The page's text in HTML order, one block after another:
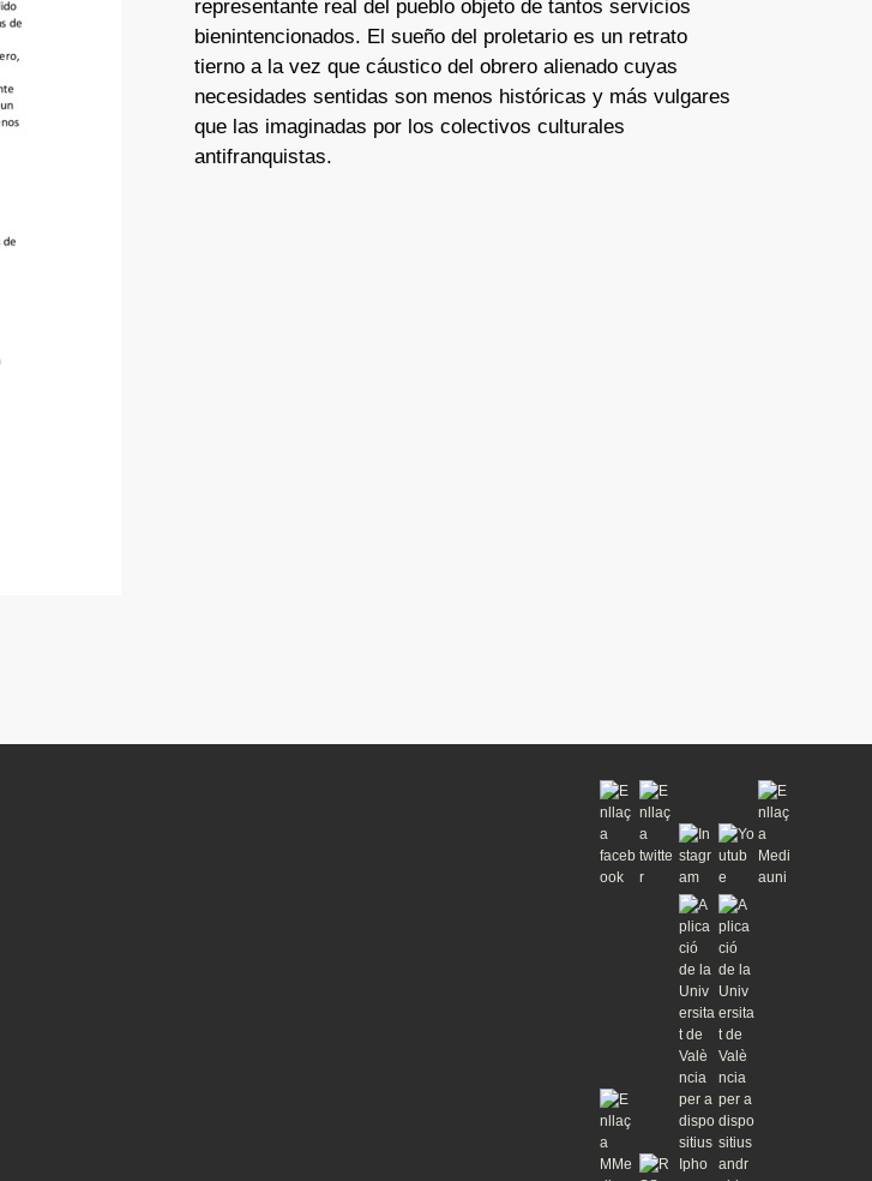
representante real del pueblo objeto de tantos servicios
bienintencionados. El sueño del proletario es un retrato
tierno a la vez que cáustico del obrero alienado cuyas
necesidades sentidas son menos históricas y más vulgares
que las imaginadas por los colectivos culturales
antifranquistas.